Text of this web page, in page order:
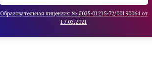
Образовательная лицензия № Л035-01215-72/00190064 от
17.03.2021